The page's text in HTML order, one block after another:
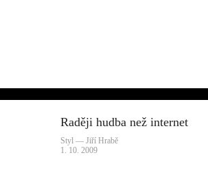
Raději hudba než internet
Styl — Jiří Hrabě
1. 10. 2009